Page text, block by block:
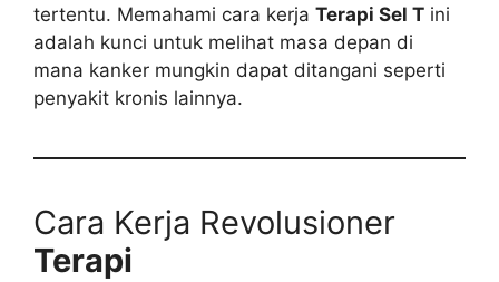
tertentu. Memahami cara kerja Terapi Sel T ini
adalah kunci untuk melihat masa depan di
mana kanker mungkin dapat ditangani seperti
penyakit kronis lainnya.
Cara Kerja Revolusioner
Terapi